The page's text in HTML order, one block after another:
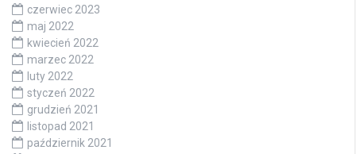
czerwiec 2023
maj 2022
kwiecień 2022
marzec 2022
luty 2022
styczeń 2022
grudzień 2021
listopad 2021
październik 2021